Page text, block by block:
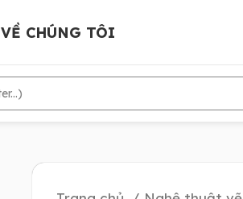
VỀ CHÚNG TÔI